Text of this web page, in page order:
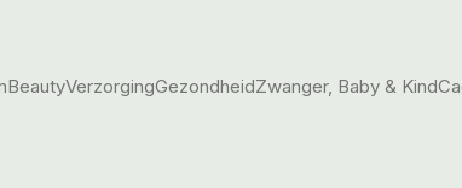
BeautyVerzorgingGezondheidZwanger, Baby & Kind